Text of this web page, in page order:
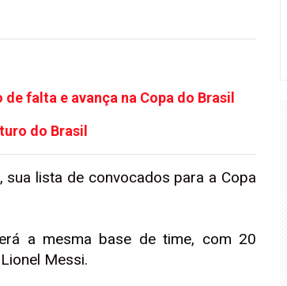
falta e avança na Copa do Brasil
do Brasil
lista de convocados para a Copa
a mesma base de time, com 20
Messi.